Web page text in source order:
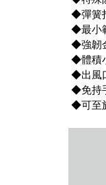
◆彈簧
◆最小
◆強韌
◆體積
◆出風
◆免持
◆可至